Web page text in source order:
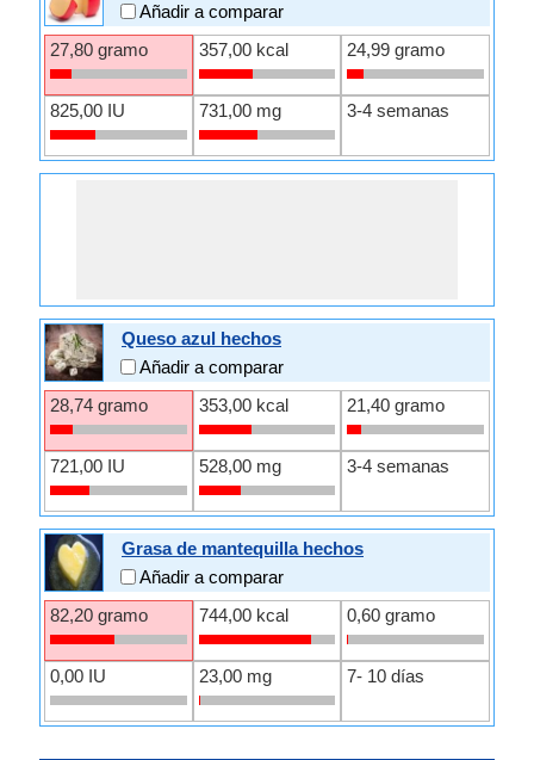
Añadir a comparar
27,80 gramo
357,00 kcal 24,99 gramo
825,00 IU 731,00 mg 3-4 semanas
Queso azul hechos
Añadir a comparar
28,74 gramo
353,00 kcal 21,40 gramo
721,00 IU 528,00 mg 3-4 semanas
Grasa de mantequilla hechos
Añadir a comparar
82,20 gramo
744,00 kcal 0,60 gramo
0,00 IU 23,00 mg 7- 10 días